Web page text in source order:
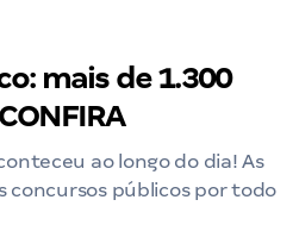
mais de 1.300
ao longo do dia! As
concursos públicos por todo